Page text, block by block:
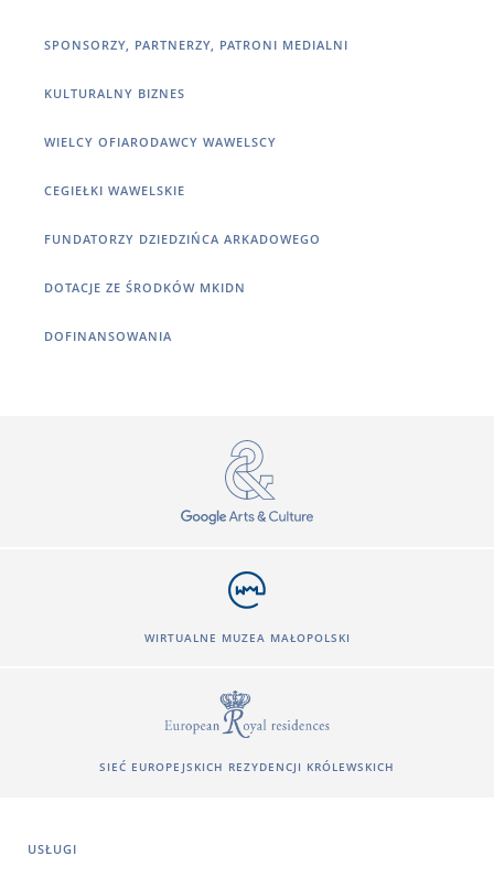
SPONSORZY, PARTNERZY, PATRONI MEDIALNI
KULTURALNY BIZNES
WIELCY OFIARODAWCY WAWELSCY
CEGIEŁKI WAWELSKIE
FUNDATORZY DZIEDZIŃCA ARKADOWEGO
DOTACJE ZE ŚRODKÓW MKIDN
DOFINANSOWANIA
WIRTUALNE MUZEA MAŁOPOLSKI
SIEĆ EUROPEJSKICH REZYDENCJI KRÓLEWSKICH
USŁUGI